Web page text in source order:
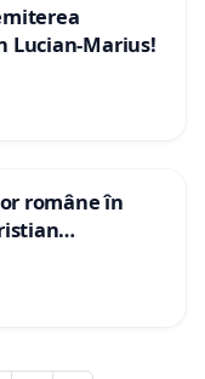
Lucian-Marius!
române în
de